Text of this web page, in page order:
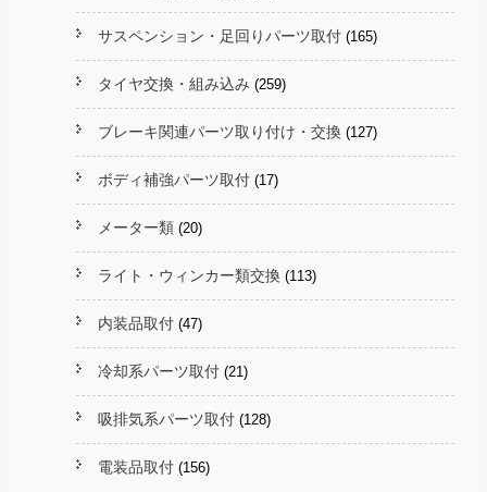
サスペンション・足回りパーツ取付 (165)
タイヤ交換・組み込み (259)
ブレーキ関連パーツ取り付け・交換 (127)
ボディ補強パーツ取付 (17)
メーター類 (20)
ライト・ウィンカー類交換 (113)
内装品取付 (47)
冷却系パーツ取付 (21)
吸排気系パーツ取付 (128)
電装品取付 (156)